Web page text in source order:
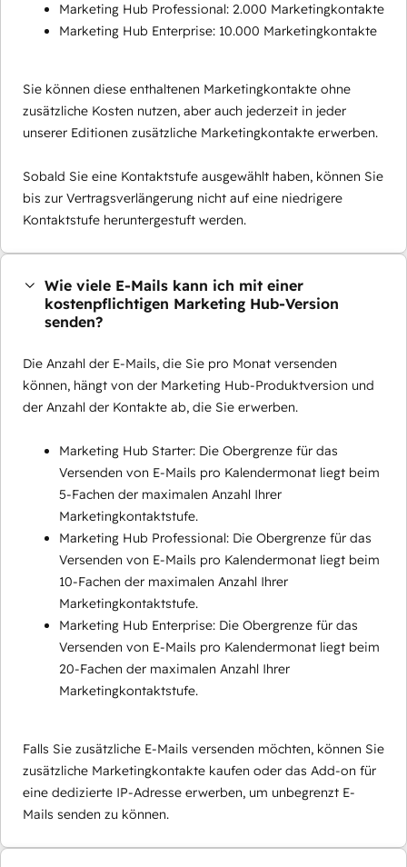
Marketing Hub Professional: 2.000 Marketingkontakte
Marketing Hub Enterprise: 10.000 Marketingkontakte
Sie können diese enthaltenen Marketingkontakte ohne
zusätzliche Kosten nutzen, aber auch jederzeit in jeder
unserer Editionen zusätzliche Marketingkontakte erwerben.
Sobald Sie eine Kontaktstufe ausgewählt haben, können Sie
bis zur Vertragsverlängerung nicht auf eine niedrigere
Kontaktstufe heruntergestuft werden.
Wie viele E-Mails kann ich mit einer
kostenpflichtigen Marketing Hub-Version
senden?
Die Anzahl der E-Mails, die Sie pro Monat versenden
können, hängt von der Marketing Hub-Produktversion und
der Anzahl der Kontakte ab, die Sie erwerben.
Marketing Hub Starter: Die Obergrenze für das
Versenden von E-Mails pro Kalendermonat liegt beim
5-Fachen der maximalen Anzahl Ihrer
Marketingkontaktstufe.
Marketing Hub Professional: Die Obergrenze für das
Versenden von E-Mails pro Kalendermonat liegt beim
10-Fachen der maximalen Anzahl Ihrer
Marketingkontaktstufe.
Marketing Hub Enterprise: Die Obergrenze für das
Versenden von E-Mails pro Kalendermonat liegt beim
20-Fachen der maximalen Anzahl Ihrer
Marketingkontaktstufe.
Falls Sie zusätzliche E-Mails versenden möchten, können Sie
zusätzliche Marketingkontakte kaufen oder das Add-on für
eine dedizierte IP-Adresse erwerben, um unbegrenzt E-
Mails senden zu können.